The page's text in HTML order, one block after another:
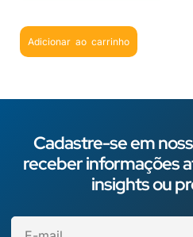
Adicionar ao carrinho
Cadastre-se em
receber informações
insights ou